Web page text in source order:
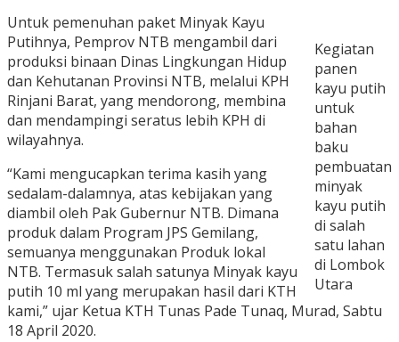
Kegiatan
panen
kayu putih
untuk
bahan
baku
pembuatan
minyak
kayu putih
di salah
satu lahan
di Lombok
Utara
Untuk pemenuhan paket Minyak Kayu
Putihnya, Pemprov NTB mengambil dari
produksi binaan Dinas Lingkungan Hidup
dan Kehutanan Provinsi NTB, melalui KPH
Rinjani Barat, yang mendorong, membina
dan mendampingi seratus lebih KPH di
wilayahnya.
“Kami mengucapkan terima kasih yang
sedalam-dalamnya, atas kebijakan yang
diambil oleh Pak Gubernur NTB. Dimana
produk dalam Program JPS Gemilang,
semuanya menggunakan Produk lokal
NTB. Termasuk salah satunya Minyak kayu
putih 10 ml yang merupakan hasil dari KTH
kami,” ujar Ketua KTH Tunas Pade Tunaq, Murad, Sabtu
18 April 2020.